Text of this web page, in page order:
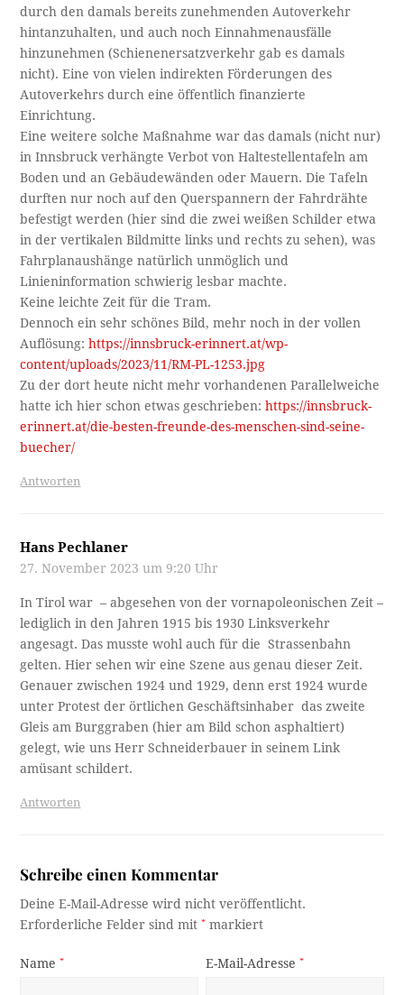
durch den damals bereits zunehmenden Autoverkehr
hintanzuhalten, und auch noch Einnahmenausfälle
hinzunehmen (Schienenersatzverkehr gab es damals
nicht). Eine von vielen indirekten Förderungen des
Autoverkehrs durch eine öffentlich finanzierte
Einrichtung.
Eine weitere solche Maßnahme war das damals (nicht nur)
in Innsbruck verhängte Verbot von Haltestellentafeln am
Boden und an Gebäudewänden oder Mauern. Die Tafeln
durften nur noch auf den Querspannern der Fahrdrähte
befestigt werden (hier sind die zwei weißen Schilder etwa
in der vertikalen Bildmitte links und rechts zu sehen), was
Fahrplanaushänge natürlich unmöglich und
Linieninformation schwierig lesbar machte.
Keine leichte Zeit für die Tram.
Dennoch ein sehr schönes Bild, mehr noch in der vollen
Auflösung:https://innsbruck-erinnert.at/wp-
content/uploads/2023/11/RM-PL-1253.jpg
Zu der dort heute nicht mehr vorhandenen Parallelweiche
hatte ich hier schon etwas geschrieben:https://innsbruck-
erinnert.at/die-besten-freunde-des-menschen-sind-seine-
buecher/
Antworten
Hans Pechlaner
27. November 2023 um 9:20 Uhr
In Tirol war – abgesehen von der vornapoleonischen Zeit –
lediglich in den Jahren 1915 bis 1930 Linksverkehr
angesagt. Das musste wohl auch für die Strassenbahn
gelten. Hier sehen wir eine Szene aus genau dieser Zeit.
Genauer zwischen 1924 und 1929, denn erst 1924 wurde
unter Protest der örtlichen Geschäftsinhaber das zweite
Gleis am Burggraben (hier am Bild schon asphaltiert)
gelegt, wie uns Herr Schneiderbauer in seinem Link
amüsant schildert.
Antworten
Schreibe einen Kommentar
Deine E-Mail-Adresse wird nicht veröffentlicht.
Erforderliche Felder sind mit* markiert
Name* E-Mail-Adresse*